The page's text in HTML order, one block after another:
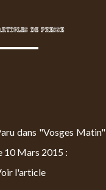
de presse
dans "Vosges Matin"
10 Mars 2015 :
l'article